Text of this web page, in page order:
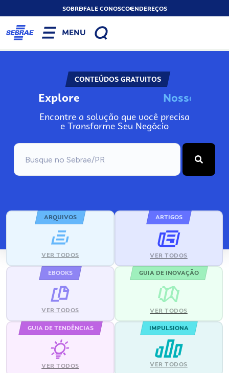
SOBREFALE CONOSCOENDEREÇOS
MENU
CONTEÚDOS GRATUITOS
Explore Nosso
Encontre a solução que você precisa
e Transforme Seu Negócio
ARQUIVOS
VER TODOS
ARTIGOS
VER TODOS
EBOOKS
VER TODOS
GUIA DE INOVAÇÃO
VER TODOS
GUIA DE TENDÊNCIAS
VER TODOS
IMPULSIONA
VER TODOS